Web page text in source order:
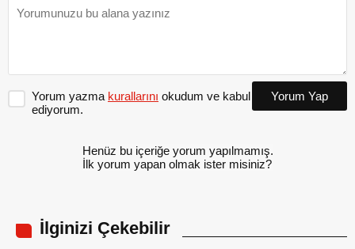
Yorum yazma kurallarını okudum ve kabul
ediyorum.
Yorum Yap
Henüz bu içeriğe yorum yapılmamış.
İlk yorum yapan olmak ister misiniz?
İlginizi Çekebilir